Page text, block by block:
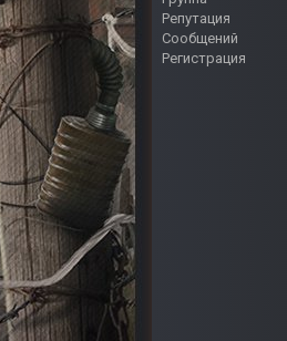
Репутация
Сообщений
Регистрация